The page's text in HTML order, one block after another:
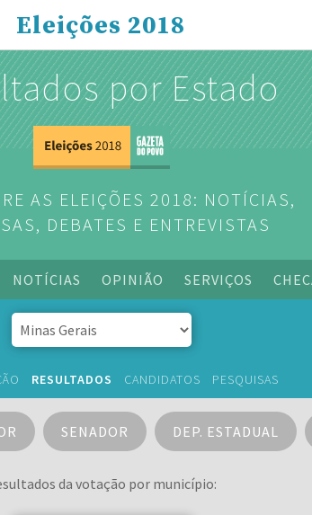
Eleições 2018
por Estado
AS ELEIÇÕES 2018: NOTÍCIAS,
DEBATES E ENTREVISTAS
NOTÍCIAS OPINIÃO SERVIÇOS
RESULTADOS CANDIDATOS PESQUISAS
SENADOR DEP. ESTADUAL
da votação por município: